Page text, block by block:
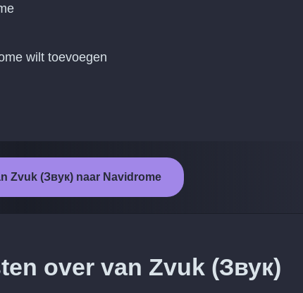
wilt toevoegen
Zvuk (Звук) naar Navidrome
over van Zvuk (Звук)